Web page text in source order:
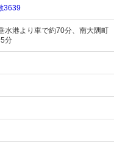
3639
水港より車で約70分、南大隅町
分